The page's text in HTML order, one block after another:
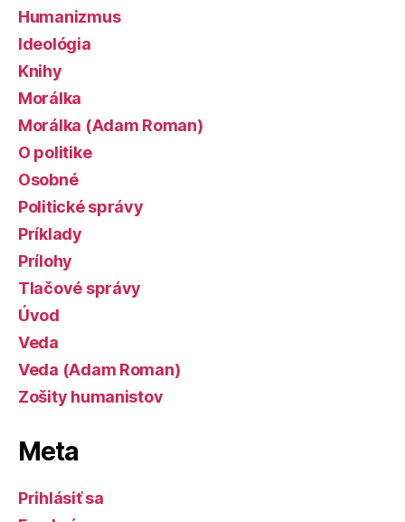
Humanizmus
Ideológia
Knihy
Morálka
Morálka (Adam Roman)
O politike
Osobné
Politické správy
Príklady
Prílohy
Tlačové správy
Úvod
Veda
Veda (Adam Roman)
Zošity humanistov
Meta
Prihlásiť sa